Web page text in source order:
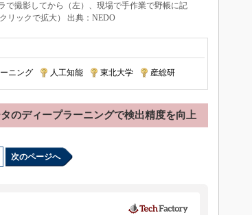
で撮影してから（左）、現場で手作業で野帳に記
リックで拡大） 出典：NEDO
ニング 人工知能 東北大学 産総研
のディープラーニングで検出精度を向上
次のページへ